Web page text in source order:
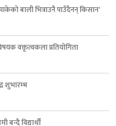
बाली भित्राउनै पाउँदैनन् किसान’
वक्तृत्वकला प्रतियोगिता
शुभारम्भ
बन्दै विद्यार्थी